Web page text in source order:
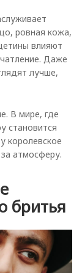
ровная кожа,
влияют
Даже
лучше,
В мире, где
становится
королевское
атмосферу.
бритья